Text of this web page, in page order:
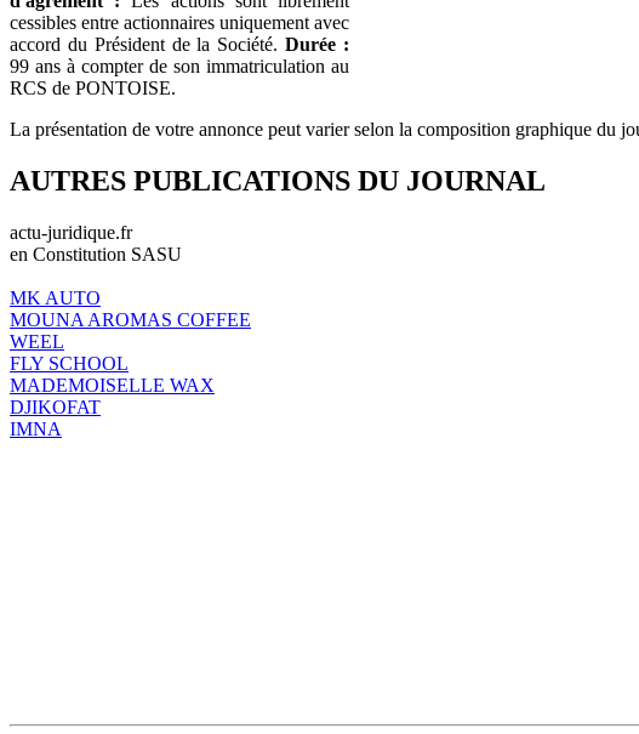
cessibles entre actionnaires uniquement avec
accord du Président de la Société.Durée :
99 ans à compter de son immatriculation au
RCS de PONTOISE.
La présentation de votre annonce peut varier selon la composition graphique du
AUTRES PUBLICATIONS DU JOURNAL
actu-juridique.fr
en Constitution SASU
MK AUTO
MOUNA AROMAS COFFEE
WEEL
FLY SCHOOL
MADEMOISELLE WAX
DJIKOFAT
IMNA